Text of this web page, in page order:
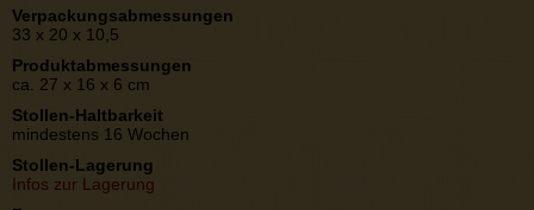
Verpackungsabmessungen
33 x 20 x 10,5
Produktabmessungen
ca. 27 x 16 x 6 cm
Stollen-Haltbarkeit
mindestens 16 Wochen
Stollen-Lagerung
Infos zur Lagerung